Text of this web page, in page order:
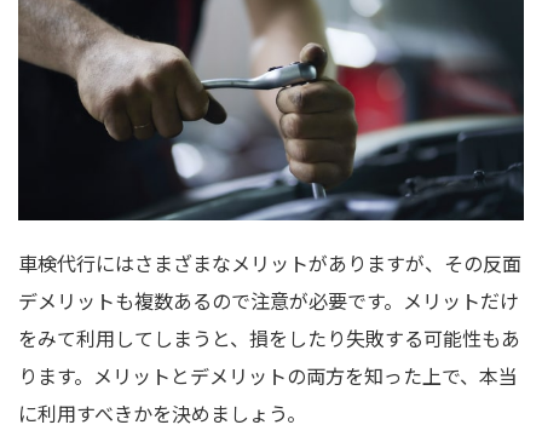
車検代行にはさまざまなメリットがありますが、その反面
デメリットも複数あるので注意が必要です。メリットだけ
をみて利用してしまうと、損をしたり失敗する可能性もあ
ります。メリットとデメリットの両方を知った上で、本当
に利用すべきかを決めましょう。